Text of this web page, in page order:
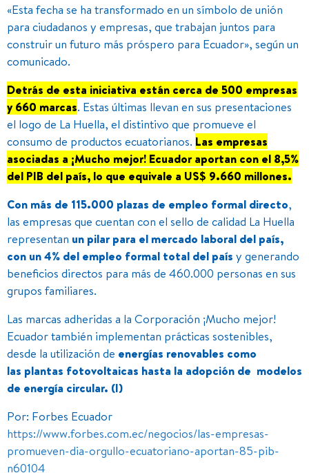
«Esta fecha se ha transformado en un símbolo de unión
para ciudadanos y empresas, que trabajan juntos para
construir un futuro más próspero para Ecuador», según un
comunicado.
Detrás de esta iniciativa están cerca de 500 empresas
y 660 marcas. Estas últimas llevan en sus presentaciones
el logo de La Huella, el distintivo que promueve el
consumo de productos ecuatorianos. Las empresas
asociadas a ¡Mucho mejor! Ecuador aportan con el 8,5%
del PIB del país, lo que equivale a US$ 9.660 millones.
Con más de 115.000 plazas de empleo formal directo,
las empresas que cuentan con el sello de calidad La Huella
representan un pilar para el mercado laboral del país,
con un 4% del empleo formal total del país y generando
beneficios directos para más de 460.000 personas en sus
grupos familiares.
Las marcas adheridas a la Corporación ¡Mucho mejor!
Ecuador también implementan prácticas sostenibles,
desde la utilización de energías renovables como
las plantas fotovoltaicas hasta la adopción de modelos
de energía circular. (I)
Por: Forbes Ecuador
https://www.forbes.com.ec/negocios/las-empresas-
promueven-dia-orgullo-ecuatoriano-aportan-85-pib-
n60104